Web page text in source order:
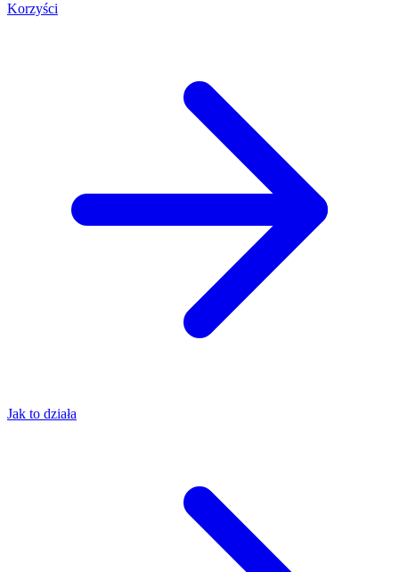
Korzyści
Jak to działa